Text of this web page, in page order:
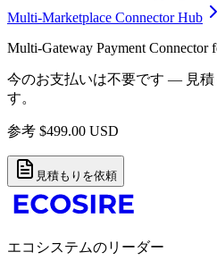
Multi-Marketplace Connector Hub
Multi-Gateway Payment Connector
今のお支払いは不要です — 見積
す。
参考 $499.00 USD
見積もりを依頼
エコシステムのリーダー